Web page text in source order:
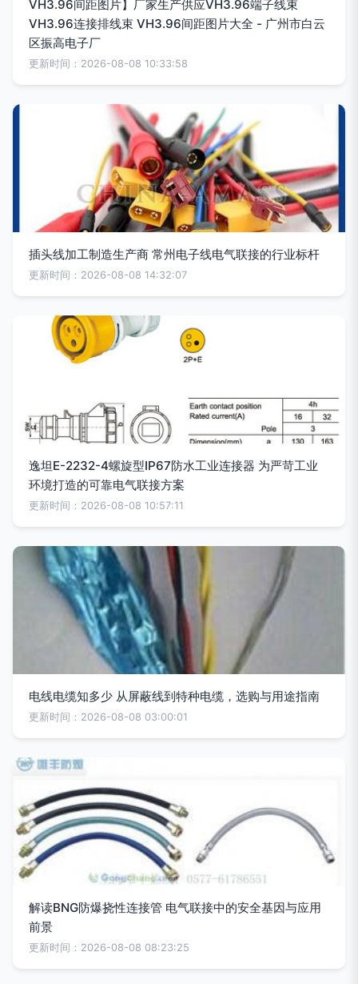
VH3.96间距图片】厂家生产供应VH3.96端子线束
VH3.96连接排线束 VH3.96间距图片大全 - 广州市白云
区振高电子厂
更新时间：2026-08-08 10:33:58
插头线加工制造生产商 常州电子线电气联接的行业标杆
更新时间：2026-08-08 14:32:07
逸坦E-2232-4螺旋型IP67防水工业连接器 为严苛工业
环境打造的可靠电气联接方案
更新时间：2026-08-08 10:57:11
电线电缆知多少 从屏蔽线到特种电缆，选购与用途指南
更新时间：2026-08-08 03:00:01
解读BNG防爆挠性连接管 电气联接中的安全基因与应用
前景
更新时间：2026-08-08 08:23:25